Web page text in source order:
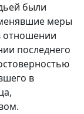
были
меры
отношении
последнего
в